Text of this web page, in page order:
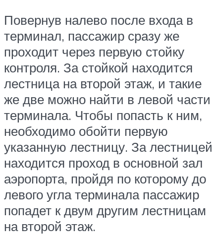
Повернув налево после входа в
терминал, пассажир сразу же
проходит через первую стойку
контроля. За стойкой находится
лестница на второй этаж, и такие
же две можно найти в левой части
терминала. Чтобы попасть к ним,
необходимо обойти первую
указанную лестницу. За лестницей
находится проход в основной зал
аэропорта, пройдя по которому до
левого угла терминала пассажир
попадет к двум другим лестницам
на второй этаж.